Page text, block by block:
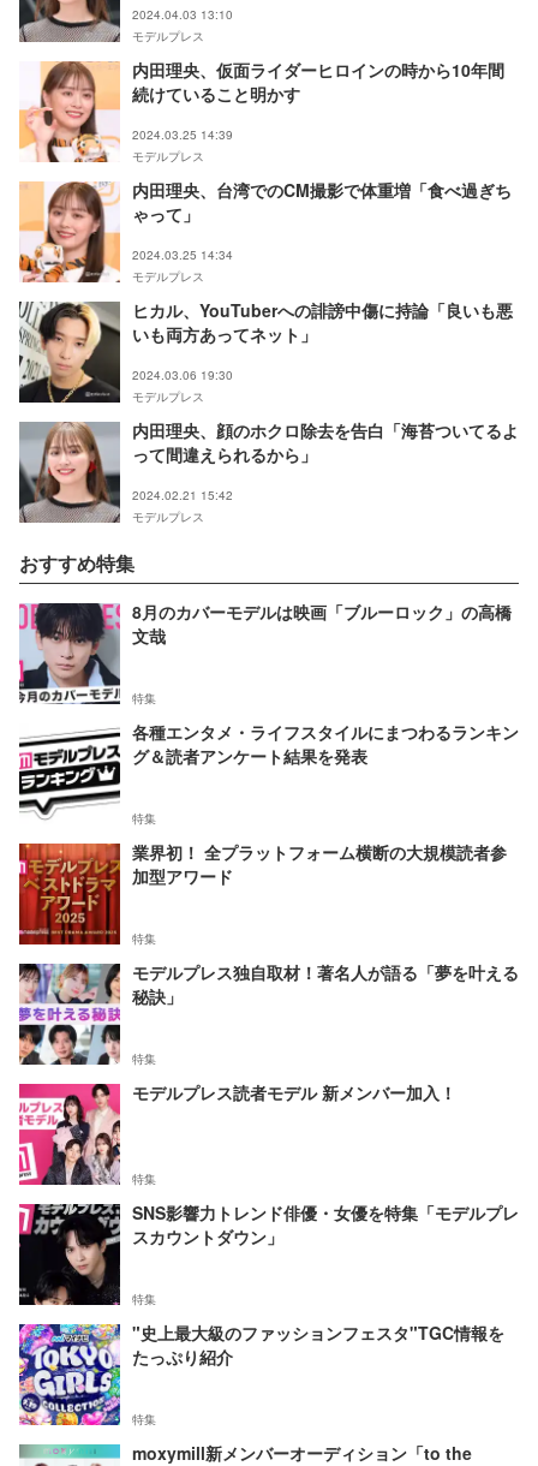
2024.04.03 13:10
モデルプレス
内田理央、仮面ライダーヒロインの時から10年間
続けていること明かす
2024.03.25 14:39
モデルプレス
内田理央、台湾でのCM撮影で体重増「食べ過ぎち
ゃって」
2024.03.25 14:34
モデルプレス
ヒカル、YouTuberへの誹謗中傷に持論「良いも悪
いも両方あってネット」
2024.03.06 19:30
モデルプレス
内田理央、顔のホクロ除去を告白「海苔ついてるよ
って間違えられるから」
2024.02.21 15:42
モデルプレス
おすすめ特集
8月のカバーモデルは映画「ブルーロック」の高橋
文哉
特集
各種エンタメ・ライフスタイルにまつわるランキン
グ＆読者アンケート結果を発表
特集
業界初！ 全プラットフォーム横断の大規模読者参
加型アワード
特集
モデルプレス独自取材！著名人が語る「夢を叶える
秘訣」
特集
モデルプレス読者モデル 新メンバー加入！
特集
SNS影響力トレンド俳優・女優を特集「モデルプレ
スカウントダウン」
特集
"史上最大級のファッションフェスタ"TGC情報を
たっぷり紹介
特集
moxymill新メンバーオーディション「to the